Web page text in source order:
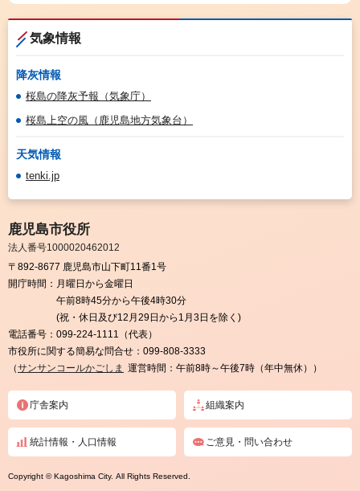
気象情報
降灰情報
桜島の降灰予報（気象庁）
桜島上空の風（鹿児島地方気象台）
天気情報
tenki.jp
鹿児島市役所
法人番号1000020462012
〒892-8677 鹿児島市山下町11番1号
開庁時間： 月曜日から金曜日
午前8時45分から午後4時30分
(祝・休日及び12月29日から1月3日を除く)
電話番号： 099-224-1111（代表）
市役所に関する簡易な問合せ： 099-808-3333
（サンサンコールかごしま 運営時間：午前8時～午後7時（年中無休））
庁舎案内 組織案内
統計情報・人口情報 ご意見・問い合わせ
Copyright © Kagoshima City. All Rights Reserved.